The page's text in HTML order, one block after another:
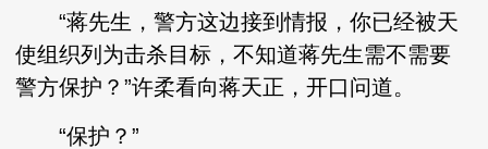
“蒋先生，警方这边接到情报，你已经被天
使组织列为击杀目标，不知道蒋先生需不需要
警方保护？”许柔看向蒋天正，开口问道。
“保护？”